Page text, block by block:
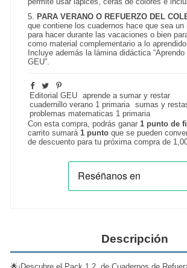
5. PARA VERANO O REFUERZO DEL
que contiene los cuadernos hace que sea un
para hacer durante las vacaciones o bien
como material complementario a lo
Incluye además la lámina didáctica
GEU”.
Editorial GEU
aprende a sumar y restar
cuadernillo verano 1 primaria
sumas y
problemas matematicas 1 primaria
Con esta compra, podrás ganar 1 punto de
carrito sumará 1 punto que se pueden
de descuento para tu próxima compra de
Descripción